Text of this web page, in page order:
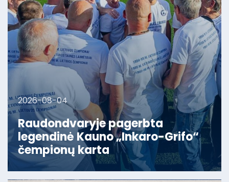
2026-08-04
Raudondvaryje pagerbta
legendinė Kauno „Inkaro-Grifo“
čempionų karta